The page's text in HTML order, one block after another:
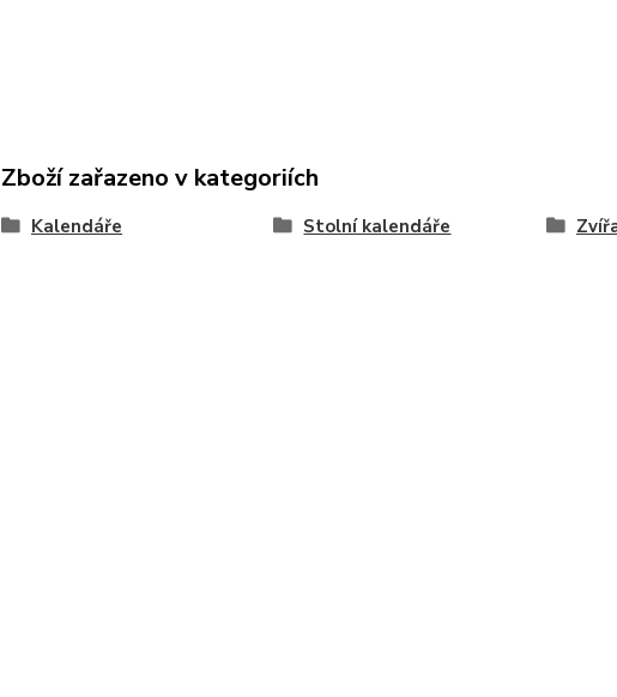
Zboží zařazeno v kategoriích
Kalendáře Stolní kalendáře